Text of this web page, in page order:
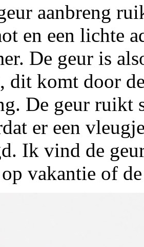
aanbreng
en een lichte
De geur is
dit komt door
De geur ruikt
er een
Ik vind de
vakantie of